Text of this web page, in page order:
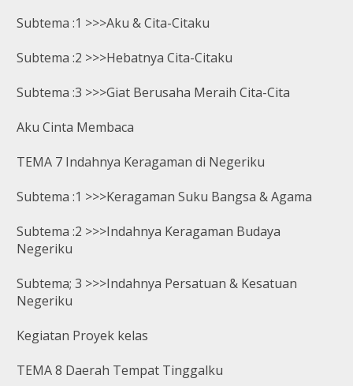
Subtema :1 >>>Aku & Cita-Citaku
Subtema :2 >>>Hebatnya Cita-Citaku
Subtema :3 >>>Giat Berusaha Meraih Cita-Cita
Aku Cinta Membaca
TEMA 7 Indahnya Keragaman di Negeriku
Subtema :1 >>>Keragaman Suku Bangsa & Agama
Subtema :2 >>>Indahnya Keragaman Budaya
Negeriku
Subtema; 3 >>>Indahnya Persatuan & Kesatuan
Negeriku
Kegiatan Proyek kelas
TEMA 8 Daerah Tempat Tinggalku